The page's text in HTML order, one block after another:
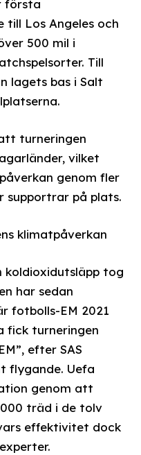
första
till Los Angeles och
500 mil i
Till
lagets bas i Salt
turneringen
vilket
genom fler
supportrar på plats.
klimatpåverkan
koldioxidutsläpp tog
har sedan
fotbolls-EM 2021
fick turneringen
efter SAS
flygande. Uefa
genom att
träd i de tolv
effektivitet dock